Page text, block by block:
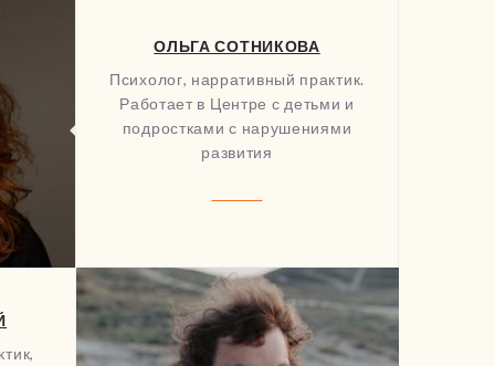
ОЛЬГА СОТНИКОВА
Психолог, нарративный практик.
Работает в Центре с детьми и
подростками с нарушениями
развития